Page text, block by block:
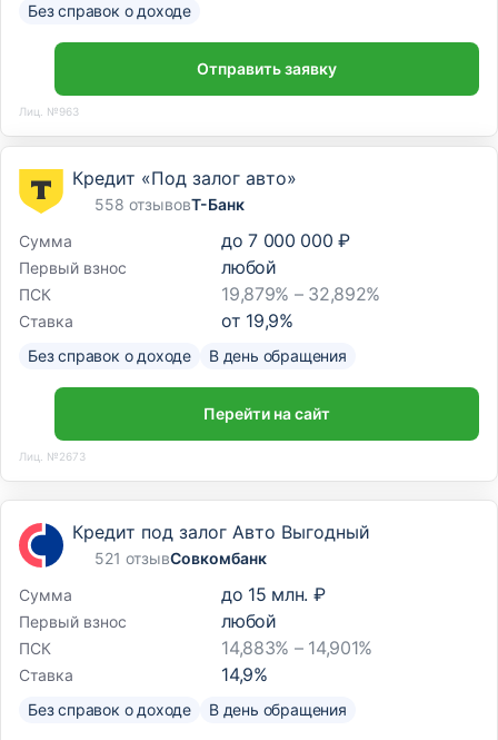
Без справок о доходе
Отправить заявку
Лиц. №963
Кредит «Под залог авто»
558 отзывовТ-Банк
Сумма
до 7 000 000 ₽
Первый взнос любой
ПСК 19,879% – 32,892%
Ставка от 19,9%
Без справок о доходе В день обращения
Перейти на сайт
Лиц. №2673
Кредит под залог Авто Выгодный
521 отзывСовкомбанк
Сумма
до 15 млн. ₽
Первый взнос любой
ПСК 14,883% – 14,901%
Ставка 14,9%
Без справок о доходе В день обращения